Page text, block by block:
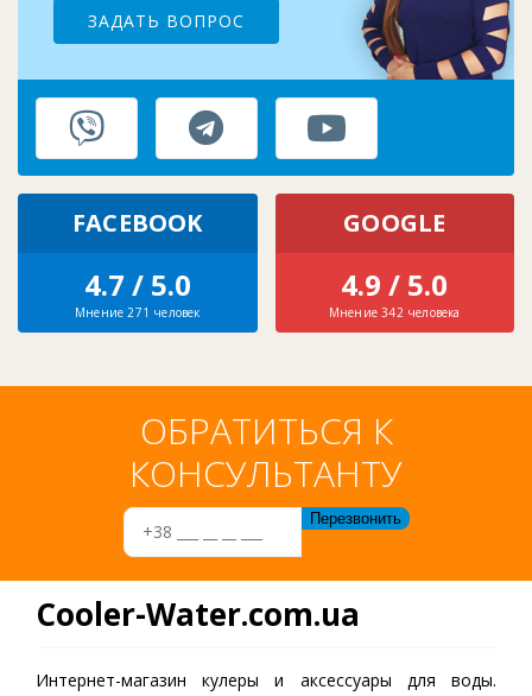
ЗАДАТЬ ВОПРОС
FACEBOOK
4.7 / 5.0
Мнение 271 человек
GOOGLE
4.9 / 5.0
Мнение 342 человека
ОБРАТИТЬСЯ К
КОНСУЛЬТАНТУ
Cooler-Water.com.ua
Интернет-магазин кулеры и аксессуары для воды.